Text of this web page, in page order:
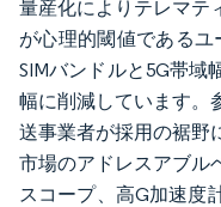
量産化によりテレマテ
が心理的閾値である
SIMバンドルと5G帯域
幅に削減しています。
送事業者が採用の裾野
市場のアドレスアブル
スコープ、高G加速度